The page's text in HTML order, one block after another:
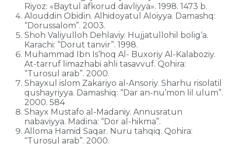
Riyoz: «Baytul afkorud davliyya». 1998. 1473 b.
Alouddin Obidin. Alhidoyatul Aloiyya. Damashq:
“Dorussalom”. 2003.
Shoh Valiyulloh Dehlaviy. Hujjatullohil bolig‘a.
Karachi: “Dorut tanvir”. 1998.
Muhammad Ibn Is’hoq Al- Buxoriy Al-Kalaboziy.
At-tarruf limazhabi ahli tasavvuf. Qohira:
“Turosul arab”. 2000.
Shayxul islom Zakariyo al-Ansoriy. Sharhu risolatil
qushayriyya. Damashiq: “Dar an-nu’mon lil ulum”.
2000. 584
Shayx Mustafo al-Madaniy. Annusratun
nabaviyya. Madina: “Dor al-hikma”.
Alloma Hamid Saqar. Nuru tahqiq. Qohira:
“Turosul arab”. 2000.